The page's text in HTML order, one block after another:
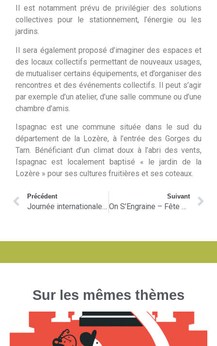
Il est notamment prévu de privilégier des solutions
collectives pour le stationnement, l’énergie ou les
jardins.
Il sera également proposé d’imaginer des espaces et
des locaux collectifs permettant de nouveaux usages,
de mutualiser certains équipements, et d’organiser des
rencontres et des événements collectifs. Il peut s’agir
par exemple d’un atelier, d’une salle commune ou d’une
chambre d’amis.
Ispagnac est une commune située dans le sud du
département de la Lozère, à l’entrée des Gorges du
Tarn. Bénéficiant d’un climat doux à l’abri des vents,
Ispagnac est localement baptisé « le jardin de la
Lozère » pour ses cultures fruitières et ses coteaux.
Précédent
Journée internationale du souvenir trans
Suivant
On S’Engraine – Fête des Arbres et des Plantes, Saint-Etienne-Vallée-Française
Sur les mêmes thèmes